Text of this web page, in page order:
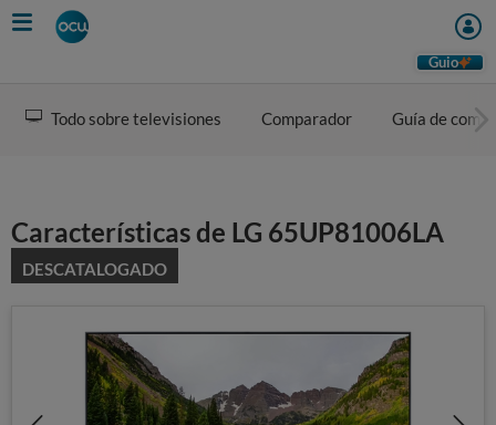
Skip
to
Guio
Todo sobre televisiones Comparador Guía de
Características de LG 65UP81006LA
DESCATALOGADO